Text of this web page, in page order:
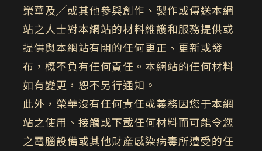
榮華及╱或其他參與創作、製作或傳送本網
站之人士對本網站的材料維護和服務提供或
提供與本網站有關的任何更正、更新或發
布，概不負有任何責任。本網站的任何材料
如有變更，恕不另行通知。
此外，榮華沒有任何責任或義務因您于本網
站之使用、接觸或下載任何材料而可能令您
之電腦設備或其他財産感染病毒所遭受的任